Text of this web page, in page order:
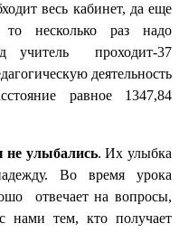
весь кабинет, да еще
несколько раз надо
учитель проходит-37
деятельность
равное 1347,84
не улыбались. Их улыбка
Во время урока
отвечает на вопросы,
с нами тем, кто получает